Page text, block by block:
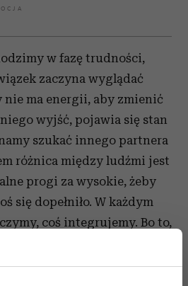
w fazę trudności,
zaczyna wyglądać
nie ma energii, aby zmienić
wyjść, pojawia się stan
szukać innego partnera
różnica między ludźmi jest
progi za wysokie, żeby
się dopełniło. W każdym
coś integrujemy. Bo to,
zależy od tego
jesteśmy. Czasami